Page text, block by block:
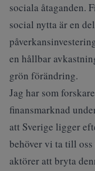
sociala åtaganden.
social nytta är en
en hållbar
grön förändring.
Jag har som
finansmarknad
att Sverige ligger
behöver vi ta till
aktörer att bryta